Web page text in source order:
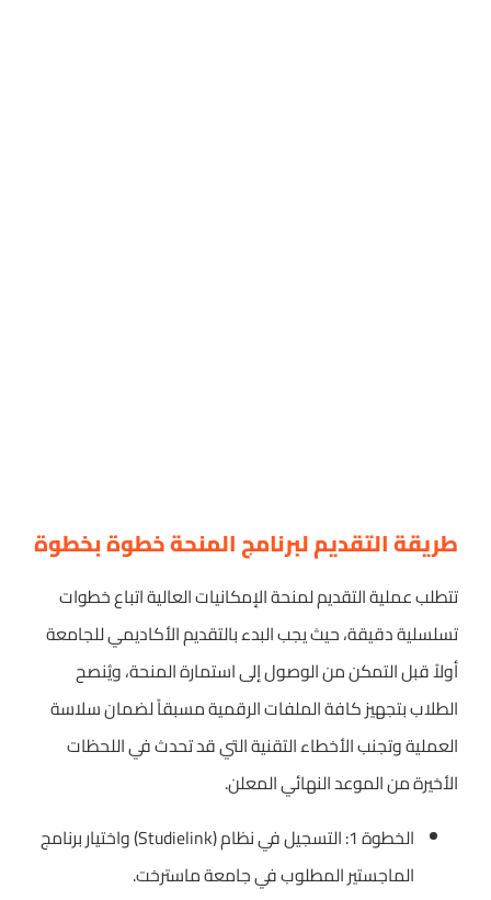
طريقة التقديم لبرنامج المنحة خطوة بخطوة
تتطلب عملية التقديم لمنحة الإمكانيات العالية اتباع خطوات
تسلسلية دقيقة، حيث يجب البدء بالتقديم الأكاديمي للجامعة
أولاً قبل التمكن من الوصول إلى استمارة المنحة، ويُنصح
الطلاب بتجهيز كافة الملفات الرقمية مسبقاً لضمان سلاسة
العملية وتجنب الأخطاء التقنية التي قد تحدث في اللحظات
الأخيرة من الموعد النهائي المعلن.
الخطوة 1: التسجيل في نظام (Studielink) واختيار برنامج
الماجستير المطلوب في جامعة ماسترخت.